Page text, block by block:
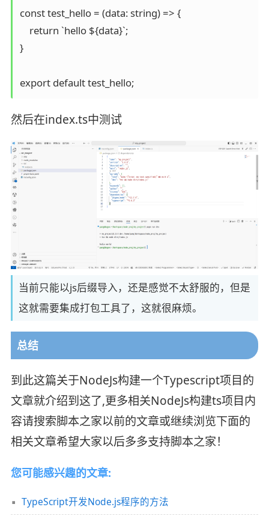
const test_hello = (data: string) => {
    return `hello ${data}`;
}
export default test_hello;
然后在index.ts中测试
当前只能以js后缀导入，还是感觉不太舒服的，但是
这就需要集成打包工具了，这就很麻烦。
总结
到此这篇关于NodeJs构建一个Typescript项目的
文章就介绍到这了,更多相关NodeJs构建ts项目内
容请搜索脚本之家以前的文章或继续浏览下面的
相关文章希望大家以后多多支持脚本之家！
您可能感兴趣的文章:
TypeScript开发Node.js程序的方法